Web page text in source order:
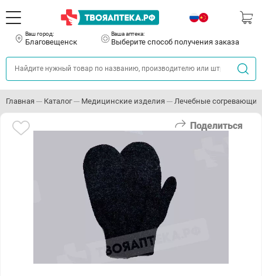
Ваш город:
Благовещенск
Ваша аптека:
Выберите способ получения заказа
Главная Каталог Медицинские изделия Лечебные
Поделиться